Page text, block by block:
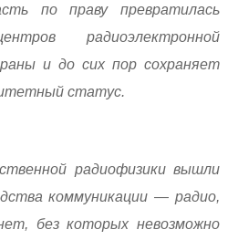
по праву превратилась
радиоэлектронной
и до сих пор сохраняет
статус.
радиофизики вышли
коммуникации — радио,
без которых невозможно